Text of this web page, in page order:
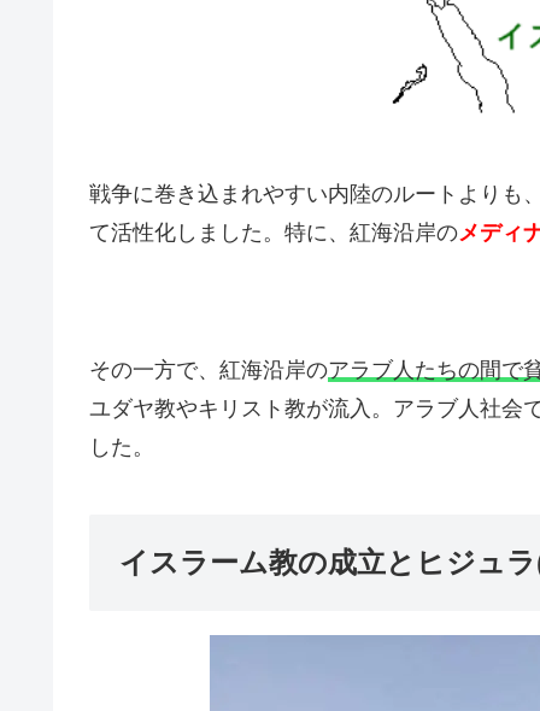
戦争に巻き込まれやすい内陸のルートよりも
て活性化しました。特に、紅海沿岸のメディ
その一方で、紅海沿岸のアラブ人たちの間で
ユダヤ教やキリスト教が流入。アラブ人社会
した。
イスラーム教の成立とヒジュ